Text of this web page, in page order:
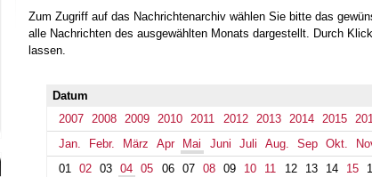
Zum Zugriff auf das Nachrichtenarchiv wählen Sie bitte das
alle Nachrichten des ausgewählten Monats dargestellt. Durch
lassen.
Datum
2007
2008 2009 2010 2011 2012 2013 2014 2015
Jan.
Febr. März Apr Mai Juni Juli Aug. Sep Okt.
01
02 03 04 05 06 07 08 09 10 11 12 13 14 15